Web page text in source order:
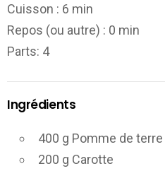
Cuisson : 6 min
Repos (ou autre) : 0 min
Parts: 4
Ingrédients
400 g Pomme de terre
200 g Carotte